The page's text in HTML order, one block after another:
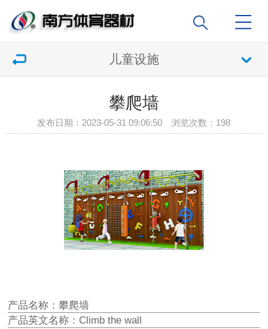
儿童设施
攀爬墙
发布日期：2023-05-31 09:06:50 浏览次数： 198
产品名称：攀爬墙
产品英文名称：Climb the wall